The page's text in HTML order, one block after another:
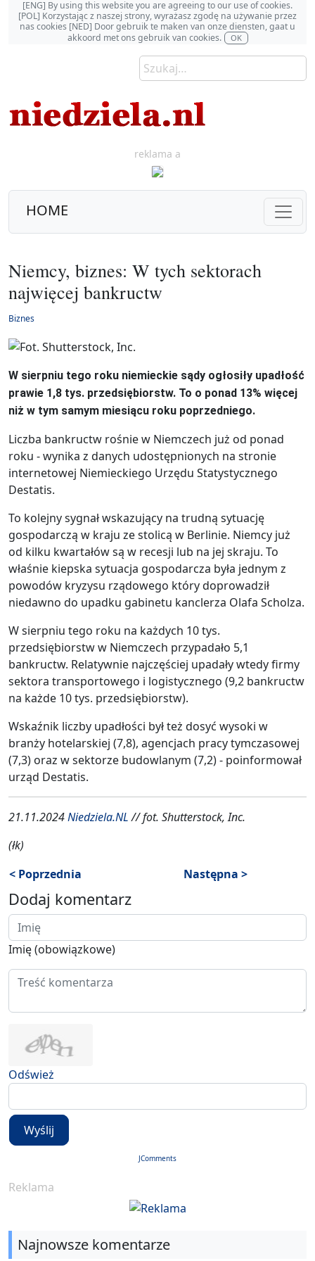
[ENG] By using this website you are agreeing to our use of cookies.
[POL] Korzystając z naszej strony, wyrażasz zgodę na używanie przez
nas cookies [NED] Door gebruik te maken van onze diensten, gaat u
akkoord met ons gebruik van cookies.
OK
reklama a
HOME
Niemcy, biznes: W tych sektorach
najwięcej bankructw
Biznes
W sierpniu tego roku niemieckie sądy ogłosiły upadłość
prawie 1,8 tys. przedsiębiorstw. To o ponad 13% więcej
niż w tym samym miesiącu roku poprzedniego.
Liczba bankructw rośnie w Niemczech już od ponad
roku - wynika z danych udostępnionych na stronie
internetowej Niemieckiego Urzędu Statystycznego
Destatis.
To kolejny sygnał wskazujący na trudną sytuację
gospodarczą w kraju ze stolicą w Berlinie. Niemcy już
od kilku kwartałów są w recesji lub na jej skraju. To
właśnie kiepska sytuacja gospodarcza była jednym z
powodów kryzysu rządowego który doprowadził
niedawno do upadku gabinetu kanclerza Olafa Scholza.
W sierpniu tego roku na każdych 10 tys.
przedsiębiorstw w Niemczech przypadało 5,1
bankructw. Relatywnie najczęściej upadały wtedy firmy
sektora transportowego i logistycznego (9,2 bankructw
na każde 10 tys. przedsiębiorstw).
Wskaźnik liczby upadłości był też dosyć wysoki w
branży hotelarskiej (7,8), agencjach pracy tymczasowej
(7,3) oraz w sektorze budowlanym (7,2) - poinformował
urząd Destatis.
21.11.2024Niedziela.NL// fot. Shutterstock, Inc.
(łk)
< Poprzednia
Następna >
Dodaj komentarz
Imię (obowiązkowe)
Odśwież
Wyślij
JComments
Reklama
Najnowsze komentarze